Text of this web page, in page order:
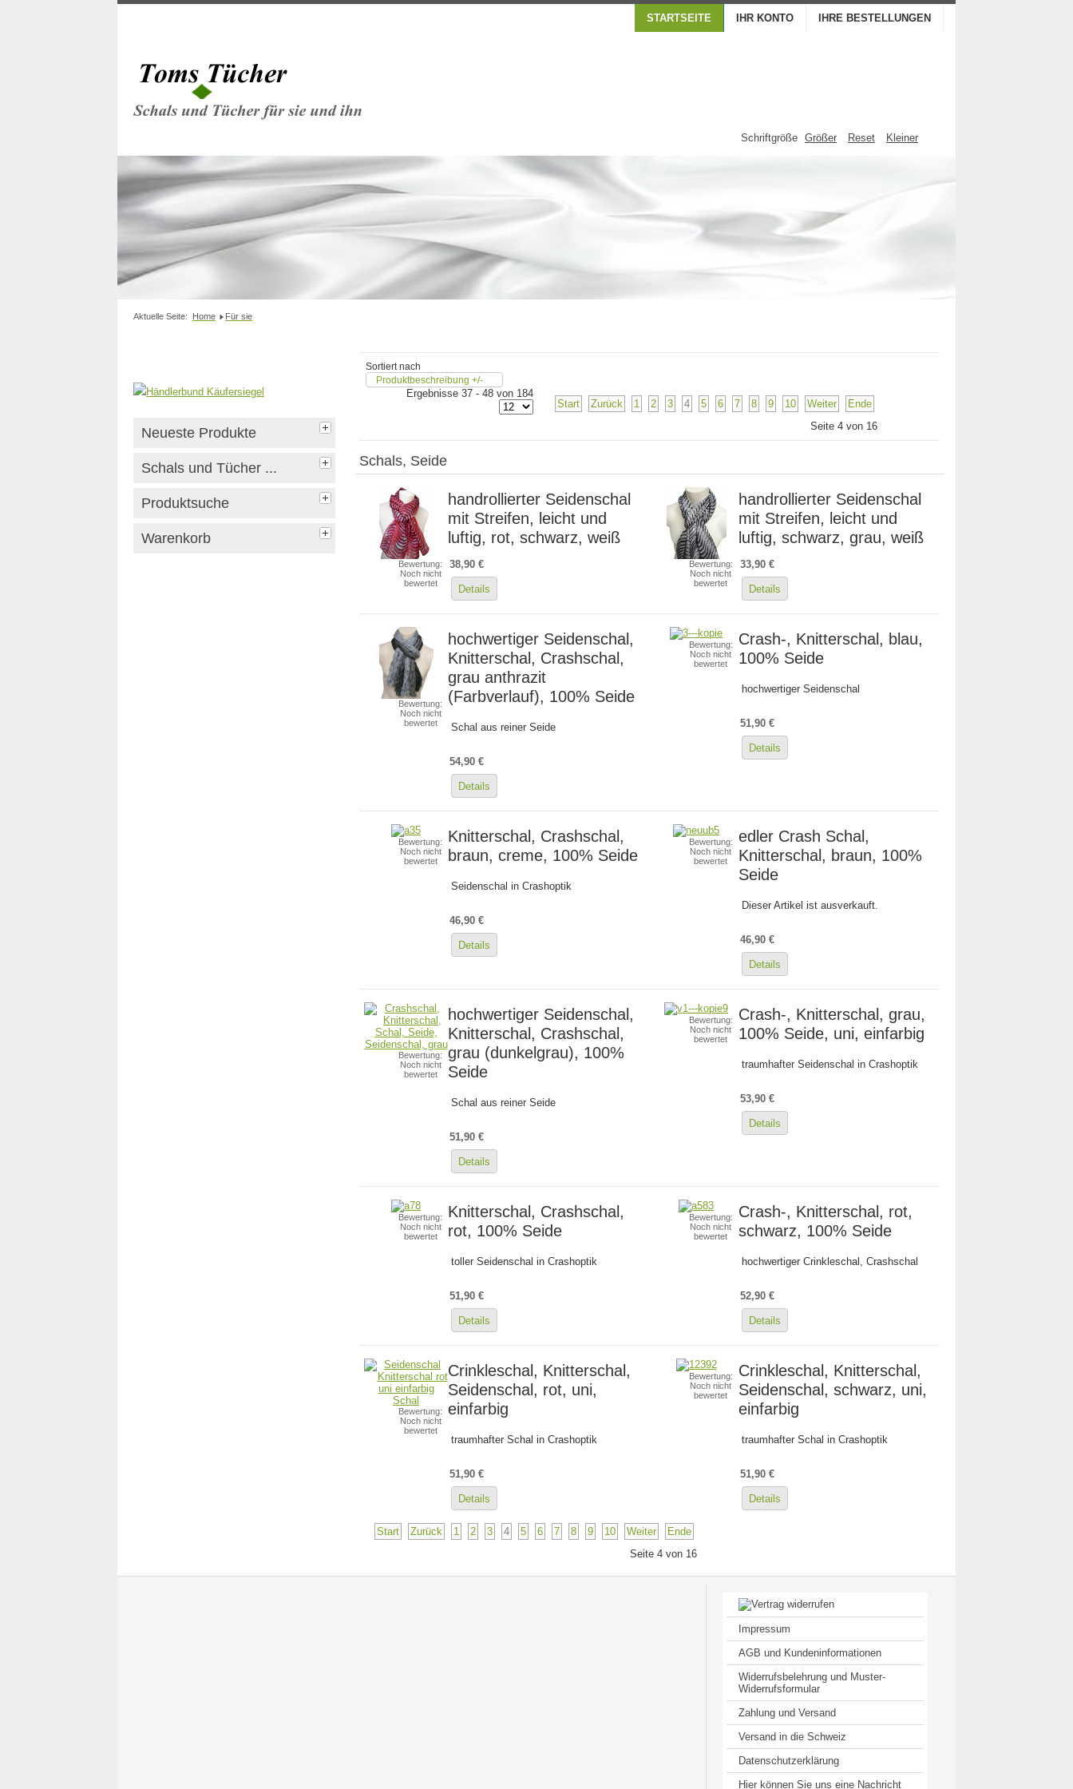
STARTSEITE IHR KONTO IHRE BESTELLUNGEN
Schriftgröße Größer Reset Kleiner
Aktuelle Seite: Home Für sie
Neueste Produkte
Schals und Tücher ...
Produktsuche
Warenkorb
Sortiert nach
Produktbeschreibung +/-
Ergebnisse 37 - 48 von 184
Start
Zurück 1 2 3 4 5 6 7 8 9 10 Weiter
Ende
Seite 4 von 16
Schals, Seide
Bewertung:
Noch nicht
bewertet
handrollierter Seidenschal
mit Streifen, leicht und
luftig, rot, schwarz, weiß
38,90 €
Details
Bewertung:
Noch nicht
bewertet
handrollierter Seidenschal
mit Streifen, leicht und
luftig, schwarz, grau, weiß
33,90 €
Details
Bewertung:
Noch nicht
bewertet
hochwertiger Seidenschal,
Knitterschal, Crashschal,
grau anthrazit
(Farbverlauf), 100% Seide
Schal aus reiner Seide
54,90 €
Details
Bewertung:
Noch nicht
bewertet
Crash-, Knitterschal, blau,
100% Seide
hochwertiger Seidenschal
51,90 €
Details
Bewertung:
Noch nicht
bewertet
Knitterschal, Crashschal,
braun, creme, 100% Seide
Seidenschal in Crashoptik
46,90 €
Details
Bewertung:
Noch nicht
bewertet
edler Crash Schal,
Knitterschal, braun, 100%
Seide
Dieser Artikel ist ausverkauft.
46,90 €
Details
Bewertung:
Noch nicht
bewertet
hochwertiger Seidenschal,
Knitterschal, Crashschal,
grau (dunkelgrau), 100%
Seide
Schal aus reiner Seide
51,90 €
Details
Bewertung:
Noch nicht
bewertet
Crash-, Knitterschal, grau,
100% Seide, uni, einfarbig
traumhafter Seidenschal in Crashoptik
53,90 €
Details
Bewertung:
Noch nicht
bewertet
Knitterschal, Crashschal,
rot, 100% Seide
toller Seidenschal in Crashoptik
51,90 €
Details
Bewertung:
Noch nicht
bewertet
Crash-, Knitterschal, rot,
schwarz, 100% Seide
hochwertiger Crinkleschal, Crashschal
52,90 €
Details
Bewertung:
Noch nicht
bewertet
Crinkleschal, Knitterschal,
Seidenschal, rot, uni,
einfarbig
traumhafter Schal in Crashoptik
51,90 €
Details
Bewertung:
Noch nicht
bewertet
Crinkleschal, Knitterschal,
Seidenschal, schwarz, uni,
einfarbig
traumhafter Schal in Crashoptik
51,90 €
Details
Start Zurück 1 2 3 4 5 6 7 8 9 10 Weiter
Ende
Seite 4 von 16
Impressum
AGB und Kundeninformationen
Widerrufsbelehrung und Muster-
Widerrufsformular
Zahlung und Versand
Versand in die Schweiz
Datenschutzerklärung
Hier können Sie uns eine Nachricht